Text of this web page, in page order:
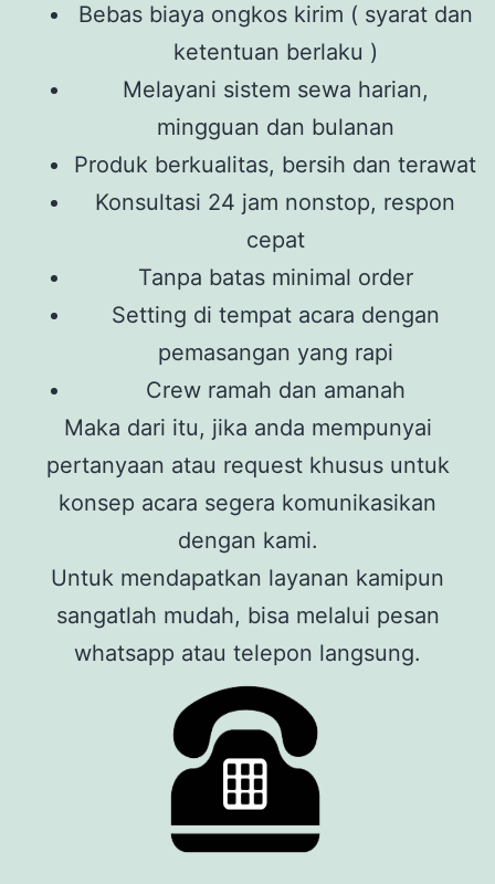
Bebas biaya ongkos kirim ( syarat dan
ketentuan berlaku )
Melayani sistem sewa harian,
mingguan dan bulanan
Produk berkualitas, bersih dan terawat
Konsultasi 24 jam nonstop, respon
cepat
Tanpa batas minimal order
Setting di tempat acara dengan
pemasangan yang rapi
Crew ramah dan amanah
Maka dari itu, jika anda mempunyai
pertanyaan atau request khusus untuk
konsep acara segera komunikasikan
dengan kami.
Untuk mendapatkan layanan kamipun
sangatlah mudah, bisa melalui pesan
whatsapp atau telepon langsung.